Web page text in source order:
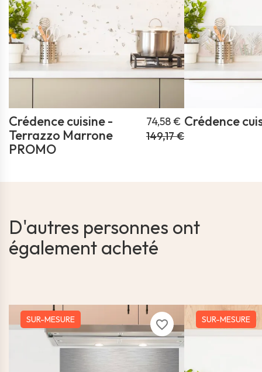
Crédence cuisine -
Terrazzo Marrone
PROMO
74,58 €
149,17 €
Crédence
D'autres personnes ont
également acheté
favorite_border
SUR-MESURE SUR-MESURE